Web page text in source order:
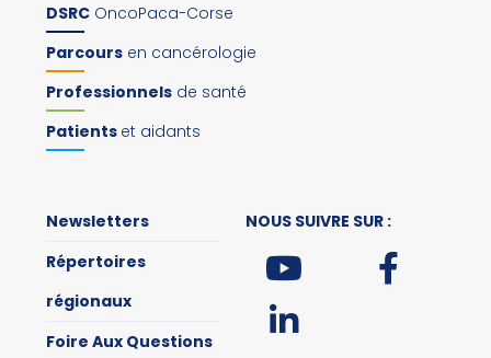
DSRC OncoPaca-Corse
Parcours en cancérologie
Professionnels de santé
Patients et aidants
Newsletters
Répertoires
régionaux
Foire Aux Questions
NOUS SUIVRE SUR :